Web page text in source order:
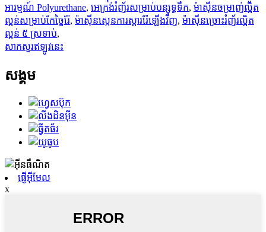
អារម្មណ៍ Polyurethane, អេក្រង់រំញ័រសម្រាប់បន្សុទ្ធទឹក, ម៉ាស៊ីនចម្រាញ់ល្អិត
ល្អន់សម្រាប់កែច្នៃរ៉ែ, ម៉ាស៊ីនស្កេនការស្តាររ៉ែឡើងវិញ, ម៉ាស៊ីនច្រោះរំញ័រល្អិត
ល្អន់ ៥ ស្រទាប់,
សាកសួរឥឡូវនេះ
សង្គម
ផ្ញើអ៊ីមែល
x